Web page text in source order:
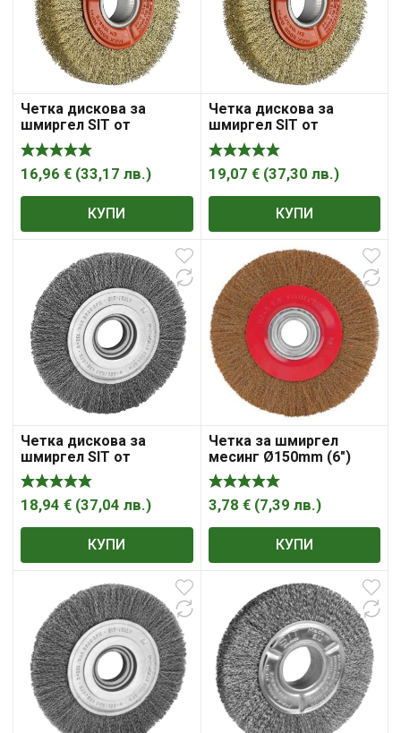
Четка дискова за
шмиргел SIT от
стоманена тел с месинг
ф 180х38х22 мм, CE4183
16,96 € (33,17 лв.)
КУПИ
Четка дискова за
шмиргел SIT от
стоманена тел с месинг
ф 200х38х30 мм, CE4203
19,07 € (37,30 лв.)
КУПИ
Четка дискова за
шмиргел SIT от
стоманена тел ф
200х38х23 мм, 4202
18,94 € (37,04 лв.)
КУПИ
Четка за шмиргел
месинг Ø150mm (6″)
Raider
3,78 € (7,39 лв.)
КУПИ